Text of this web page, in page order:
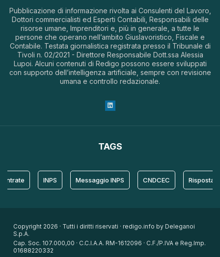
Pubblicazione di informazione rivolta ai Consulenti del Lavoro,
Dottori commercialisti ed Esperti Contabili, Responsabili delle
risorse umane, Imprenditori e, più in generale, a tutte le
persone che operano nell’ambito Giuslavoristico, Fiscale e
Contabile. Testata giornalistica registrata presso il Tribunale di
Tivoli n. 02/2021 - Direttore Responsabile Dott.ssa Alessia
Lupoi. Alcuni contenuti di Redigo possono essere sviluppati
con supporto dell’intelligenza artificiale, sempre con revisione
umana e controllo redazionale.
TAGS
Messaggio INPS CNDCEC Risposta
Copyright 2026 · Tutti i diritti riservati · redigo.info by Deleganoi
S.p.A.
Cap. Soc. 107.000,00 · C.C.I.A.A. RM-1612096 · C.F./P.IVA e Reg.Imp.
01688220332